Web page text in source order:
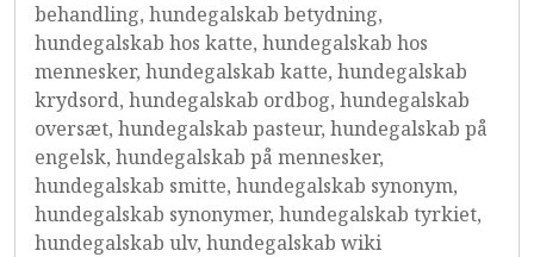
behandling, hundegalskab betydning,
hundegalskab hos katte, hundegalskab hos
mennesker, hundegalskab katte, hundegalskab
krydsord, hundegalskab ordbog, hundegalskab
oversæt, hundegalskab pasteur, hundegalskab på
engelsk, hundegalskab på mennesker,
hundegalskab smitte, hundegalskab synonym,
hundegalskab synonymer, hundegalskab tyrkiet,
hundegalskab ulv, hundegalskab wiki